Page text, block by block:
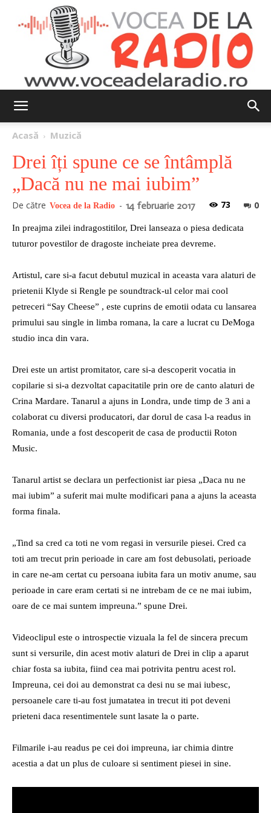
de
la
radio
Acasă Muzică
Drei îți spune ce se întâmplă
„Dacă nu ne mai iubim”
De către Vocea de la Radio - 14 februarie 2017 0
73
In preajma zilei indragostitilor, Drei lanseaza o piesa dedicata
tuturor povestilor de dragoste incheiate prea devreme.
Artistul, care si-a facut debutul muzical in aceasta vara alaturi de
prietenii Klyde si Rengle pe soundtrack-ul celor mai cool
petreceri “Say Cheese” , este cuprins de emotii odata cu lansarea
primului sau single in limba romana, la care a lucrat cu DeMoga
studio inca din vara.
Drei este un artist promitator, care si-a descoperit vocatia in
copilarie si si-a dezvoltat capacitatile prin ore de canto alaturi de
Crina Mardare. Tanarul a ajuns in Londra, unde timp de 3 ani a
colaborat cu diversi producatori, dar dorul de casa l-a readus in
Romania, unde a fost descoperit de casa de productii Roton
Music.
Tanarul artist se declara un perfectionist iar piesa „Daca nu ne
mai iubim” a suferit mai multe modificari pana a ajuns la aceasta
forma finala.
„Tind sa cred ca toti ne vom regasi in versurile piesei. Cred ca
toti am trecut prin perioade in care am fost debusolati, perioade
in care ne-am certat cu persoana iubita fara un motiv anume, sau
perioade in care eram certati si ne intrebam de ce ne mai iubim,
oare de ce mai suntem impreuna.” spune Drei.
Videoclipul este o introspectie vizuala la fel de sincera precum
sunt si versurile, din acest motiv alaturi de Drei in clip a aparut
chiar fosta sa iubita, fiind cea mai potrivita pentru acest rol.
Impreuna, cei doi au demonstrat ca desi nu se mai iubesc,
persoanele care ti-au fost jumatatea in trecut iti pot deveni
prieteni daca resentimentele sunt lasate la o parte.
Filmarile i-au readus pe cei doi impreuna, iar chimia dintre
acestia a dat un plus de culoare si sentiment piesei in sine.